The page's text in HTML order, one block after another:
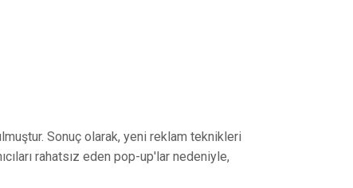
Sonuç olarak, yeni reklam teknikleri
rahatsız eden pop-up'lar nedeniyle,